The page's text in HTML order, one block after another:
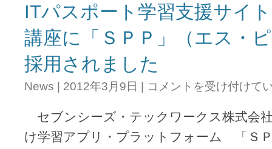
ITパスポート学習支援サイ
講座に「ＳＰＰ」（エス・
採用されました
News | 2012年3月9日 | IT
ポ
ト
コメントを受け付けて
セブンシーズ・テックワークス株式会
け学習アプリ・プラットフォーム 「Ｓ